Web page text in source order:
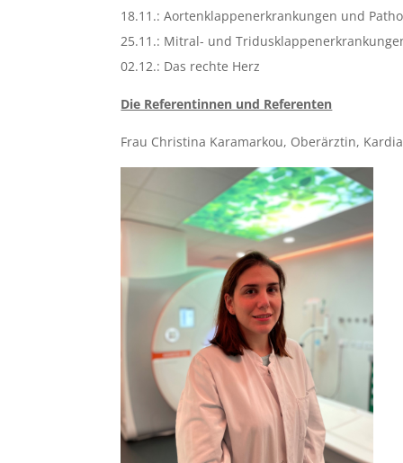
18.11.: Aortenklappenerkrankungen und
25.11.: Mitral- und
02.12.: Das rechte Herz
Die Referentinnen und Referenten
Frau Christina Karamarkou, Oberärztin,